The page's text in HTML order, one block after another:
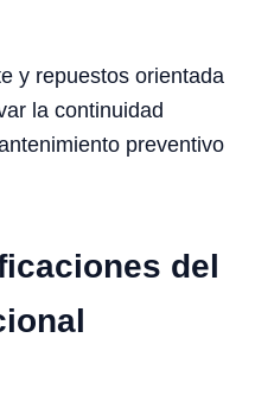
y repuestos orientada
la continuidad
preventivo
del